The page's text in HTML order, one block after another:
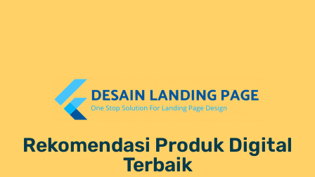
Rekomendasi Produk Digital
Terbaik